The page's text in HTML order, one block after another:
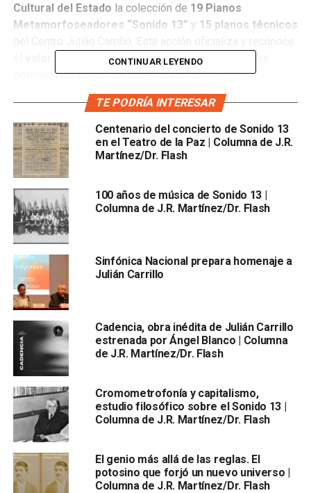
Cultural del Estado la colección de 19 Pianos
Metamorfoseadores “Sonido 13” y 15 planos técnicos
valor histórico y artísticodel legado del célebre
compositor potosino,Julián Carrillo.
El secretario de Cultura,Mario García Valdez, resaltó que
estosinstrumentos únicos
, creados por Carrillo, serán
preservados
bajo estrictas condiciones de
conservación
. La medida garantiza su
promueve la
difusiónde una parte esencial de la
potosina, cumpliendo con la instrucción del Gobernador
Ricardo Gallardo Cardona.
Para asegurar su integridad, toda
colección será realizada porpersonal especializado
registro detalladode cada proceso.
Se extiende una
importante colección en el
Centro Cultural Julián
Carrillo
, ubicado frente al Jardín de San Francisco, con
entrada libre
CONTINUAR LEYENDO
TE PODRÍA INTERESAR
Centenario del concierto de Sonido 13
en el Teatro de la Paz | Columna de J.R.
Martínez/Dr. Flash
100 años de música de Sonido 13 |
Columna de J.R. Martínez/Dr. Flash
Sinfónica Nacional prepara homenaje a
Julián Carrillo
Cadencia, obra inédita de Julián Carrillo
estrenada por Ángel Blanco | Columna
de J.R. Martínez/Dr. Flash
Cromometrofonía y capitalismo,
estudio filosófico sobre el Sonido 13 |
Columna de J.R. Martínez/Dr. Flash
El genio más allá de las reglas. El
potosino que forjó un nuevo universo |
Columna de J.R. Martínez/Dr. Flash